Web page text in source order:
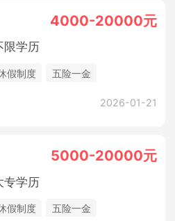
4000-20000元
限学历
假制度
五险一金
2026-01-21
5000-20000元
专学历
假制度
五险一金